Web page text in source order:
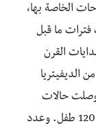
الخاصة بها،
فترات ما قبل
القرن
الديفيتريا
بينما وصلت حالات
السعال الديكي إلى 175 ألف حالة توفي منها 1200 طفل. وعدد